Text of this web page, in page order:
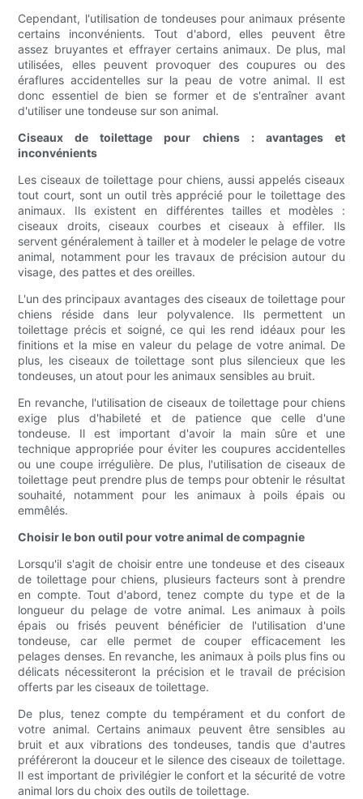
Cependant, l'utilisation de tondeuses pour animaux présente
certains inconvénients. Tout d'abord, elles peuvent être
assez bruyantes et effrayer certains animaux. De plus, mal
utilisées, elles peuvent provoquer des coupures ou des
éraflures accidentelles sur la peau de votre animal. Il est
donc essentiel de bien se former et de s'entraîner avant
d'utiliser une tondeuse sur son animal.
Ciseaux de toilettage pour chiens : avantages et
inconvénients
Les ciseaux de toilettage pour chiens, aussi appelés ciseaux
tout court, sont un outil très apprécié pour le toilettage des
animaux. Ils existent en différentes tailles et modèles :
ciseaux droits, ciseaux courbes et ciseaux à effiler. Ils
servent généralement à tailler et à modeler le pelage de votre
animal, notamment pour les travaux de précision autour du
visage, des pattes et des oreilles.
L'un des principaux avantages des ciseaux de toilettage pour
chiens réside dans leur polyvalence. Ils permettent un
toilettage précis et soigné, ce qui les rend idéaux pour les
finitions et la mise en valeur du pelage de votre animal. De
plus, les ciseaux de toilettage sont plus silencieux que les
tondeuses, un atout pour les animaux sensibles au bruit.
En revanche, l'utilisation de ciseaux de toilettage pour chiens
exige plus d'habileté et de patience que celle d'une
tondeuse. Il est important d'avoir la main sûre et une
technique appropriée pour éviter les coupures accidentelles
ou une coupe irrégulière. De plus, l'utilisation de ciseaux de
toilettage peut prendre plus de temps pour obtenir le résultat
souhaité, notamment pour les animaux à poils épais ou
emmêlés.
Choisir le bon outil pour votre animal de compagnie
Lorsqu'il s'agit de choisir entre une tondeuse et des ciseaux
de toilettage pour chiens, plusieurs facteurs sont à prendre
en compte. Tout d'abord, tenez compte du type et de la
longueur du pelage de votre animal. Les animaux à poils
épais ou frisés peuvent bénéficier de l'utilisation d'une
tondeuse, car elle permet de couper efficacement les
pelages denses. En revanche, les animaux à poils plus fins ou
délicats nécessiteront la précision et le travail de précision
offerts par les ciseaux de toilettage.
De plus, tenez compte du tempérament et du confort de
votre animal. Certains animaux peuvent être sensibles au
bruit et aux vibrations des tondeuses, tandis que d'autres
préféreront la douceur et le silence des ciseaux de toilettage.
Il est important de privilégier le confort et la sécurité de votre
animal lors du choix des outils de toilettage.